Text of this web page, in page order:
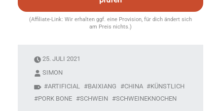
(Affiliate-Link: Wir erhalten ggf. eine Provision, für dich ändert sich
am Preis nichts.)
25. JULI 2021
SIMON
ARTIFICIAL
BAIXIANG CHINA
KÜNSTLICH
PORK BONE
SCHWEIN SCHWEINEKNOCHEN